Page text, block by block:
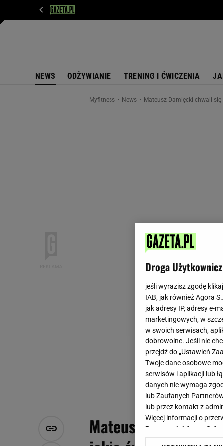
NEWS ODŻYWIANIE TRENING I ĆWICZENIA
Myfitness News Mateusz Damięcki chwali
Mateusz Damięcki
Droga
jeśli wyrazisz zgodę
IAB, jak również Agora
jak adresy IP, adresy e-
marketingowych, w
w swoich serwisach,
dobrowolne. Jeśli nie
przejdź do „Ustawień
Twoje dane osobowe
serwisów i aplikacji lub
danych nie wymaga
lub Zaufanych
lub przez kontakt z
Więcej informacji o
Prywatności Agora S.A.